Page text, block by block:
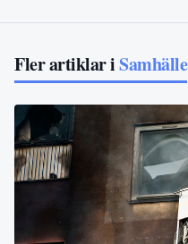
Fler artiklar iSamhälle